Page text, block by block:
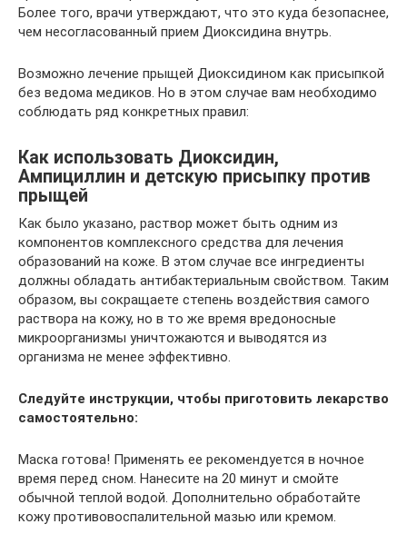
Более того, врачи утверждают, что это куда безопаснее,
чем несогласованный прием Диоксидина внутрь.
Возможно лечение прыщей Диоксидином как присыпкой
без ведома медиков. Но в этом случае вам необходимо
соблюдать ряд конкретных правил:
Как использовать Диоксидин,
Ампициллин и детскую присыпку против
прыщей
Как было указано, раствор может быть одним из
компонентов комплексного средства для лечения
образований на коже. В этом случае все ингредиенты
должны обладать антибактериальным свойством. Таким
образом, вы сокращаете степень воздействия самого
раствора на кожу, но в то же время вредоносные
микроорганизмы уничтожаются и выводятся из
организма не менее эффективно.
Следуйте инструкции, чтобы приготовить лекарство
самостоятельно:
Маска готова! Применять ее рекомендуется в ночное
время перед сном. Нанесите на 20 минут и смойте
обычной теплой водой. Дополнительно обработайте
кожу противовоспалительной мазью или кремом.